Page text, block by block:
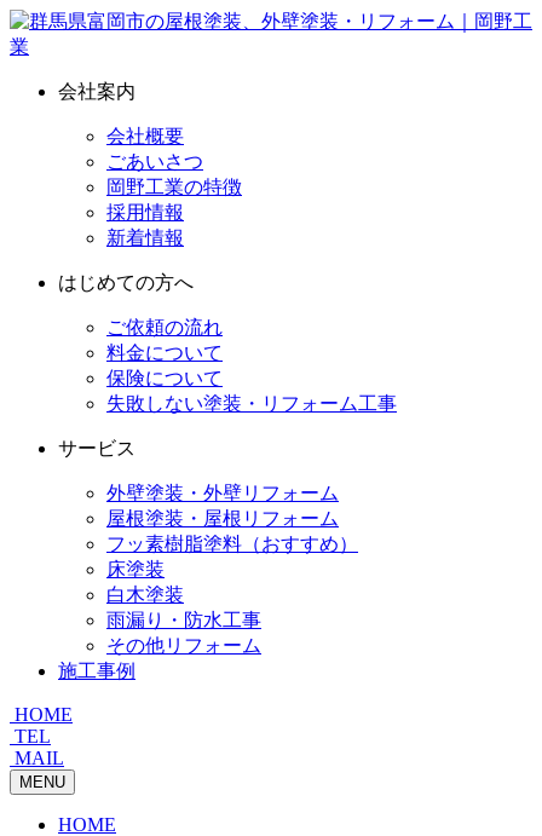
会社案内
会社概要
ごあいさつ
岡野工業の特徴
採用情報
新着情報
はじめての方へ
ご依頼の流れ
料金について
保険について
失敗しない塗装・リフォーム工事
サービス
外壁塗装・外壁リフォーム
屋根塗装・屋根リフォーム
フッ素樹脂塗料（おすすめ）
床塗装
白木塗装
雨漏り・防水工事
その他リフォーム
施工事例
HOME
TEL
MAIL
MENU
HOME